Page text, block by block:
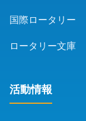
国際ロータリー
ロータリー文庫
活動情報